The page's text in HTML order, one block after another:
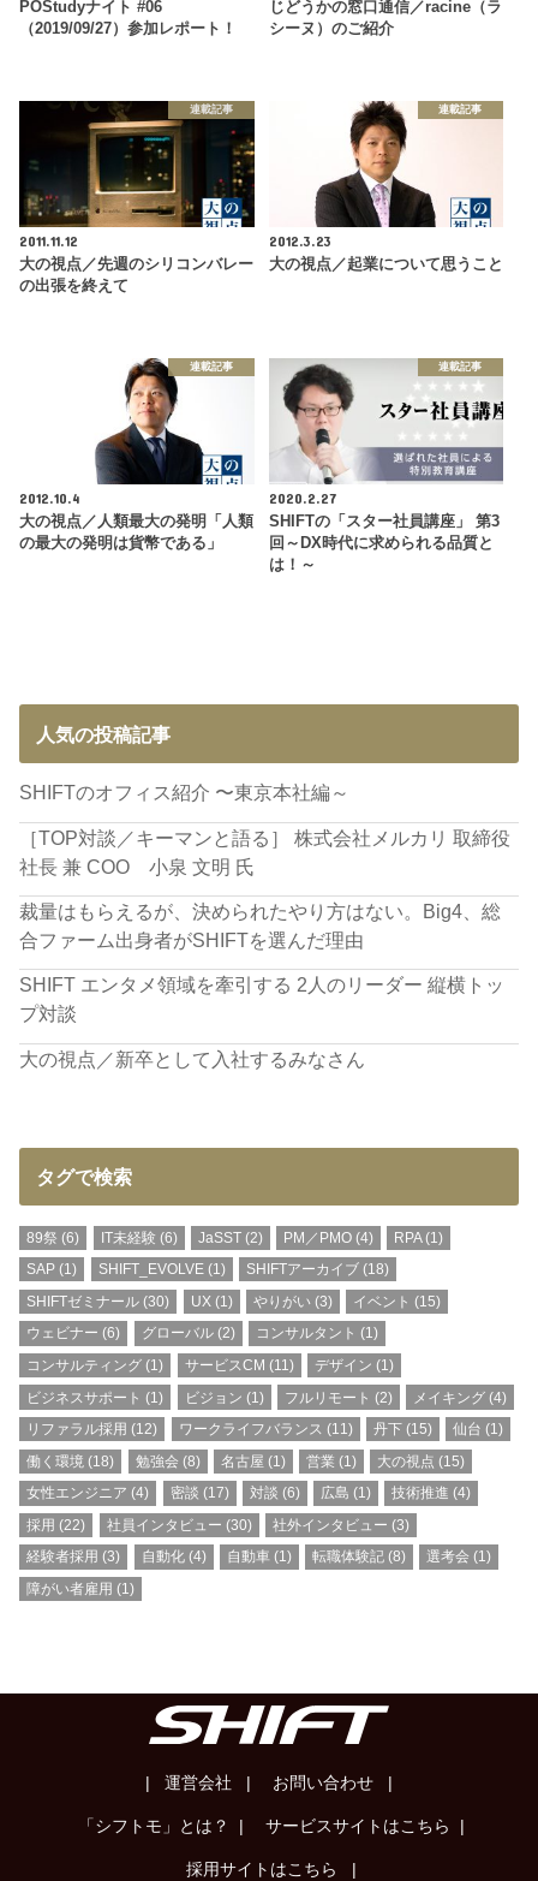
POStudyナイト #06
（2019/09/27）参加レポート！
じどうかの窓口通信／racine（ラ
シーヌ）のご紹介
連載記事
2011.11.12
大の視点／先週のシリコンバレー
の出張を終えて
連載記事
2012.3.23
大の視点／起業について思うこと
連載記事
2012.10.4
大の視点／人類最大の発明「人類
の最大の発明は貨幣である」
連載記事
2020.2.27
SHIFTの「スター社員講座」 第3
回～DX時代に求められる品質と
は！～
人気の投稿記事
SHIFTのオフィス紹介 〜東京本社編～
［TOP対談／キーマンと語る］ 株式会社メルカリ 取締役
社長 兼 COO 小泉 文明 氏
裁量はもらえるが、決められたやり方はない。Big4、総
合ファーム出身者がSHIFTを選んだ理由
SHIFT エンタメ領域を牽引する 2人のリーダー 縦横トッ
プ対談
大の視点／新卒として入社するみなさん
タグで検索
89祭 (6) IT未経験 (6) JaSST(2) PM／PMO (4) RPA(1)
SAP (1) SHIFT_EVOLVE(1) SHIFTアーカイブ(18)
SHIFTゼミナール (30) UX(1) やりがい(3) イベント (15)
ウェビナー (6) グローバル(2) コンサルタント (1)
コンサルティング (1) サービスCM (11) デザイン (1)
ビジネスサポート (1) ビジョン (1) フルリモート (2) メイキング (4)
リファラル採用 (12) ワークライフバランス (11) 丹下(15) 仙台 (1)
働く環境 (18) 勉強会 (8) 名古屋 (1) 営業 (1) 大の視点 (15)
女性エンジニア (4) 密談 (17) 対談 (6) 広島 (1) 技術推進 (4)
採用 (22) 社員インタビュー (30) 社外インタビュー (3)
経験者採用 (3) 自動化(4) 自動車(1) 転職体験記 (8) 選考会 (1)
障がい者雇用 (1)
| 運営会社 | お問い合わせ |
「シフトモ」とは？ | サービスサイトはこちら |
採用サイトはこちら |